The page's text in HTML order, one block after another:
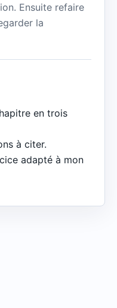
Ensuite refaire
la
en trois
à citer.
adapté à mon